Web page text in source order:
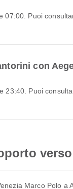
con
Marco Polo a